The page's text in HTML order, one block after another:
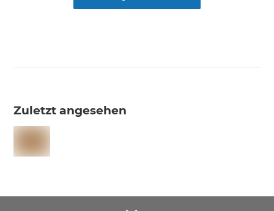
Zuletzt angesehen